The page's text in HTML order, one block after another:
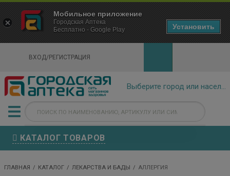
ВХОД/РЕГИСТРАЦИЯ
КАТАЛОГ ТОВАРОВ
ГЛАВНАЯ КАТАЛОГ ЛЕКАРСТВА И БАДЫ АЛЛЕРГИЯ
×
Городская Аптека Маркетплейс
- In Google Play
Мобильное приложение
Городская Аптека
Бесплатно - Google Play
Установить